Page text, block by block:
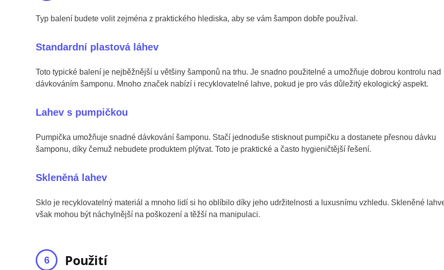
Typ balení budete volit zejména z praktického hlediska, aby se vám šampon dobře používal.
Standardní plastová láhev
Toto typické balení je nejběžnější u většiny šamponů na trhu. Je snadno použitelné a umožňuje dobrou kontrolu nad
dávkováním šamponu. Mnoho značek nabízí i recyklovatelné lahve, pokud je pro vás důležitý ekologický aspekt.
Lahev s pumpičkou
Pumpička umožňuje snadné dávkování šamponu. Stačí jednoduše stisknout pumpičku a dostanete přesnou dávku
šamponu, díky čemuž nebudete produktem plýtvat. Toto je praktické a často hygieničtější řešení.
Skleněná lahev
Sklo je recyklovatelný materiál a mnoho lidí si ho oblíbilo díky jeho udržitelnosti a luxusnímu vzhledu. Skleněné
však mohou být náchylnější na poškození a těžší na manipulaci.
Použití